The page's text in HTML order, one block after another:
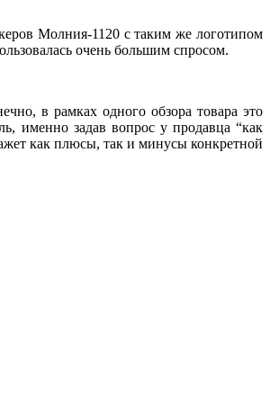
Молния-1120 с таким же логотипом
очень большим спросом.
в рамках одного обзора товара это
именно задав вопрос у продавца “как
как плюсы, так и минусы конкретной